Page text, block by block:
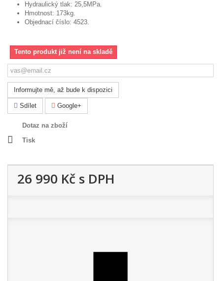
Hydraulický tlak: 25,5MPa.
Hmotnost: 173kg.
Objednací číslo: 4523.
Tento produkt již není na skladě
Informujte mě, až bude k dispozici
Sdílet Google+
Dotaz na zboží
Tisk
26 990 Kč s DPH